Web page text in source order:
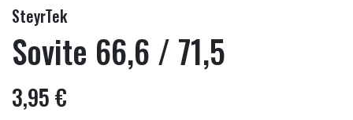
SteyrTek
Sovite 66,6 / 71,5
3,95 €